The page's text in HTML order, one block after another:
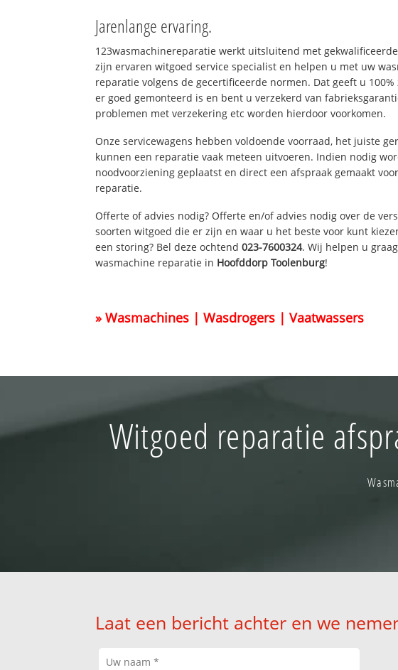
Jarenlange ervaring.
123wasmachinereparatie werkt uitsluitend met
zijn ervaren witgoed service specialist en helpen u met uw
reparatie volgens de gecertificeerde normen. Dat geeft u
er goed gemonteerd is en bent u verzekerd van
problemen met verzekering etc worden hierdoor voorkomen.
Onze servicewagens hebben voldoende voorraad, het juiste
kunnen een reparatie vaak meteen uitvoeren. Indien nodig
noodvoorziening geplaatst en direct een afspraak gemaakt
reparatie.
Offerte of advies nodig? Offerte en/of advies nodig over de
soorten witgoed die er zijn en waar u het beste voor kunt
een storing? Bel deze ochtend023-7600324. Wij helpen u
wasmachine reparatie in Hoofddorp Toolenburg!
» Wasmachines | Wasdrogers | Vaatwassers
Witgoed reparatie
Laat een bericht achter en we